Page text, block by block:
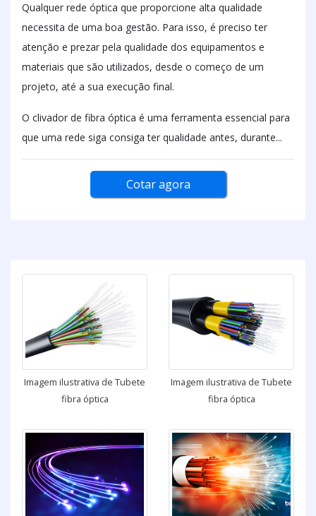
Qualquer rede óptica que proporcione alta qualidade
necessita de uma boa gestão. Para isso, é preciso ter
atenção e prezar pela qualidade dos equipamentos e
materiais que são utilizados, desde o começo de um
projeto, até a sua execução final.
O clivador de fibra óptica é uma ferramenta essencial para
que uma rede siga consiga ter qualidade antes, durante...
Cotar agora
Imagem ilustrativa de Tubete
fibra óptica
Imagem ilustrativa de Tubete
fibra óptica